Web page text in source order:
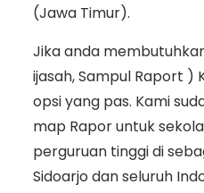
(Jawa Timur).
Jika anda
ijasah, Sampul Raport )
opsi yang pas. Kami
map Rapor untuk
perguruan tinggi di
Sidoarjo dan seluruh